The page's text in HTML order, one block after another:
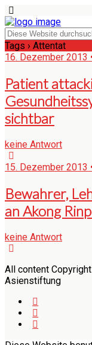
Tags › Attentat
16. Dezember 2013
Patient
sichtbar
keine Antwort
15. Dezember 2013
Bewahrer,
an Akong
keine Antwort
All content
Asienstiftung